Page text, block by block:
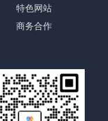
特色网站
商务合作